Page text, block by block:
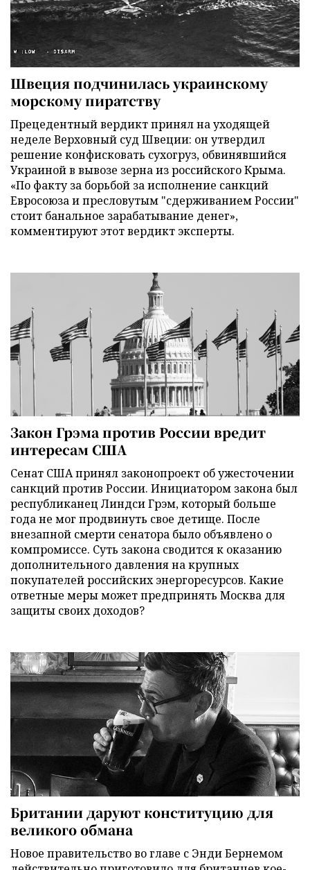
Швеция подчинилась украинскому
морскому пиратству
Прецедентный вердикт принял на уходящей
неделе Верховный суд Швеции: он утвердил
решение конфисковать сухогруз, обвинявшийся
Украиной в вывозе зерна из российского Крыма.
«По факту за борьбой за исполнение санкций
Евросоюза и пресловутым "сдерживанием России"
стоит банальное зарабатывание денег»,
комментируют этот вердикт эксперты.
Закон Грэма против России вредит
интересам США
Сенат США принял законопроект об ужесточении
санкций против России. Инициатором закона был
республиканец Линдси Грэм, который больше
года не мог продвинуть свое детище. После
внезапной смерти сенатора было объявлено о
компромиссе. Суть закона сводится к оказанию
дополнительного давления на крупных
покупателей российских энергоресурсов. Какие
ответные меры может предпринять Москва для
защиты своих доходов?
Британии даруют конституцию для
великого обмана
Новое правительство во главе с Энди Бернемом